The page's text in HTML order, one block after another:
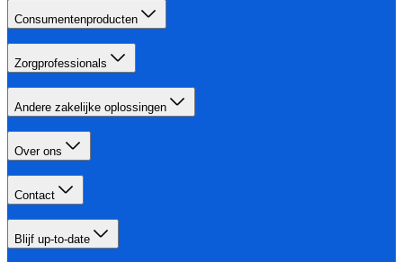
Consumentenproducten
Zorgprofessionals
Andere zakelijke oplossingen
Over ons
Contact
Blijf up-to-date